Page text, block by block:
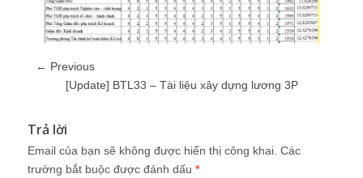
← Previous
[Update] BTL33 – Tài liệu xây dựng lương 3P
Trả lời
Email của bạn sẽ không được hiển thị công khai. Các
trường bắt buộc được đánh dấu *